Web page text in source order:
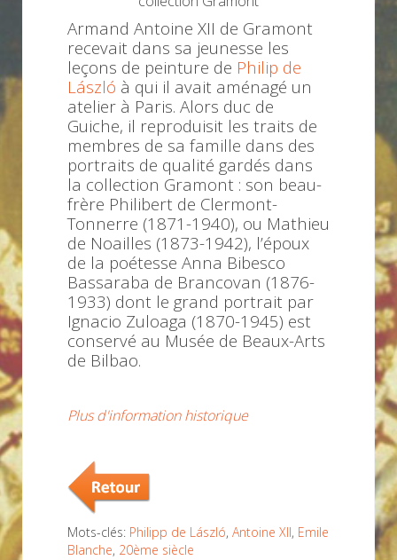
Armand Antoine XII de Gramont
recevait dans sa jeunesse les
leçons de peinture de Philip de
László à qui il avait aménagé un
atelier à Paris. Alors duc de
Guiche, il reproduisit les traits de
membres de sa famille dans des
portraits de qualité gardés dans
la collection Gramont : son beau-
frère Philibert de Clermont-
Tonnerre (1871-1940), ou Mathieu
de Noailles (1873-1942), l’époux
de la poétesse Anna Bibesco
Bassaraba de Brancovan (1876-
1933) dont le grand portrait par
Ignacio Zuloaga (1870-1945) est
conservé au Musée de Beaux-Arts
de Bilbao.
Plus d'information historique
Mots-clés: Philipp de László, Antoine XII, Emile
Blanche, 20ème siècle